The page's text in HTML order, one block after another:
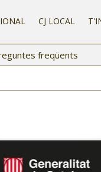
CJ LOCAL
freqüents